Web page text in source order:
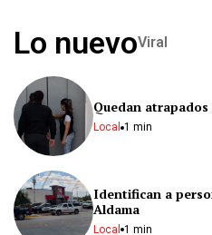
Lo nuevoViral
Quedan
Local 1 min
Identifican a
Aldama
Local 1 min